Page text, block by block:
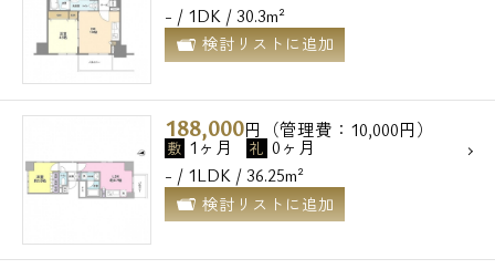
- / 1DK / 30.3m²
検討リストに追加
188,000円（管理費：10,000円）
敷 1ヶ月 礼 0ヶ月
- / 1LDK / 36.25m²
検討リストに追加